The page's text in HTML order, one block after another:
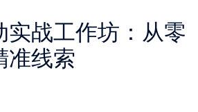
实战工作坊：从零
准线索